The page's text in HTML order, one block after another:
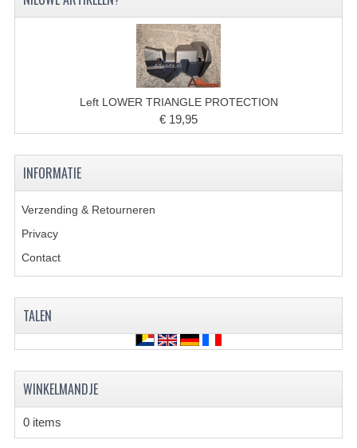
KABELS
KAPPEN EN FRAME
KETTING EN TANDWIELEN
REM SYSTEEM
STUUR INRICHTING
VERLICHTING
WIEL OPHANGING
WIELEN EN BANDEN
ACCESSOIRES
Left LOWER TRIANGLE PROTECTION
€ 19,95
INFORMATIE
Verzending & Retourneren
Privacy
Contact
TALEN
WINKELMANDJE
0 items